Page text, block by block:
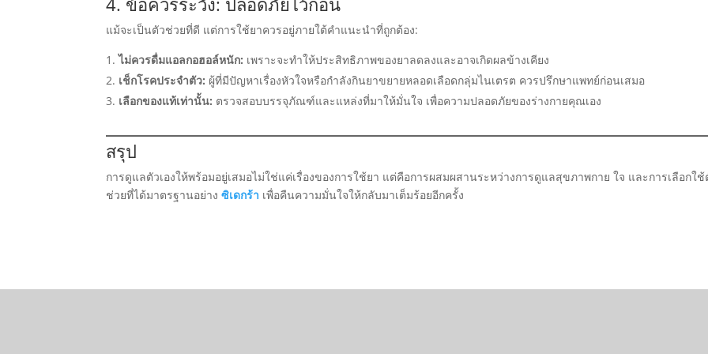
แม้จะเป็นตัวช่วยที่ดี แต่การใช้ยาควรอยู่ภายใต้คำแนะนำที่ถูกต้อง:
ไม่ควรดื่มแอลกอฮอล์หนัก: เพราะจะทำให้ประสิทธิภาพของยาลดลงและอาจเกิดผลข้างเคียง
เช็กโรคประจำตัว: ผู้ที่มีปัญหาเรื่องหัวใจหรือกำลังกินยาขยายหลอดเลือดกลุ่มไนเตรต ควรปรึกษาแพทย์ก่อนเสมอ
เลือกของแท้เท่านั้น: ตรวจสอบบรรจุภัณฑ์และแหล่งที่มาให้มั่นใจ เพื่อความปลอดภัยของร่างกายคุณเอง
สรุป
การดูแลตัวเองให้พร้อมอยู่เสมอไม่ใช่แค่เรื่องของการใช้ยา แต่คือการผสมผสานระหว่างการดูแลสุขภาพกาย ใจ และการเลือกใ
ช่วยที่ได้มาตรฐานอย่างซิเดกร้า เพื่อคืนความมั่นใจให้กลับมาเต็มร้อยอีกครั้ง